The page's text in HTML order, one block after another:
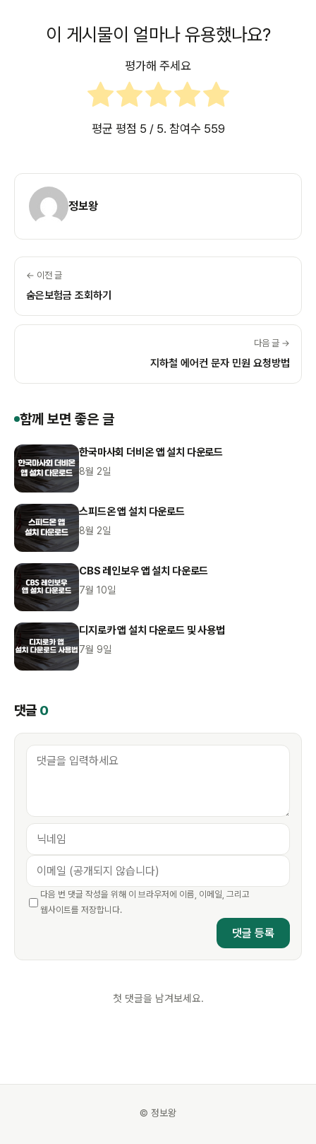
이 게시물이 얼마나 유용했나요?
평가해 주세요
평균 평점 5 / 5. 참여수 559
정보왕
← 이전 글
숨은보험금 조회하기
다음 글 →
지하철 에어컨 문자 민원 요청방법
함께 보면 좋은 글
한국마사회 더비온 앱 설치 다운로드
8월 2일
스피드온 앱 설치 다운로드
8월 2일
CBS 레인보우 앱 설치 다운로드
7월 10일
디지로카 앱 설치 다운로드 및 사용법
7월 9일
댓글 0
다음 번 댓글 작성을 위해 이 브라우저에 이름, 이메일, 그리고
웹사이트를 저장합니다.
첫 댓글을 남겨보세요.
© 정보왕